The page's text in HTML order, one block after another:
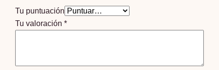
Tu puntuación
Tu valoración*